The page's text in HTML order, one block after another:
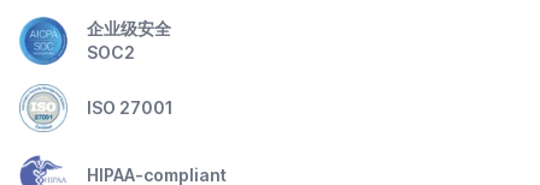
企业级安全
SOC2
ISO 27001
HIPAA-compliant